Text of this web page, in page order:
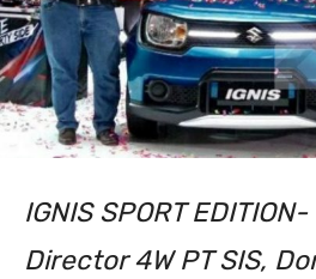
IGNIS SPORT
Director 4W PT SIS,